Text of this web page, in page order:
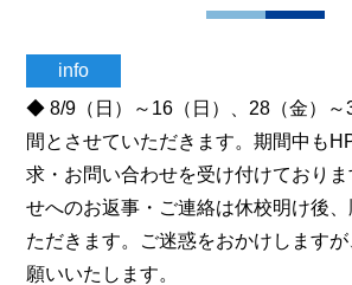
info
◆ 8/9（日）～16（日）、28（金）～
間とさせていただきます。期間中も
求・お問い合わせを受け付けており
せへのお返事・ご連絡は休校明け後
ただきます。ご迷惑をおかけします
願いいたします。